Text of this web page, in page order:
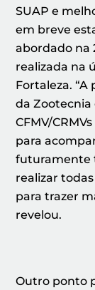
SUAP e
em breve
abordado na
realizada na
Fortaleza.
da Zootecnia
CFMV/
para
futuramente
realizar
para trazer
revelou.
Outro ponto